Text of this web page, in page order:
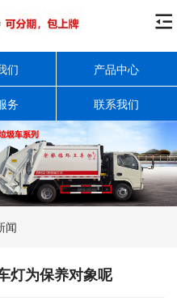

们 产品中心
务 联系我们
闻
灯为保养对象呢